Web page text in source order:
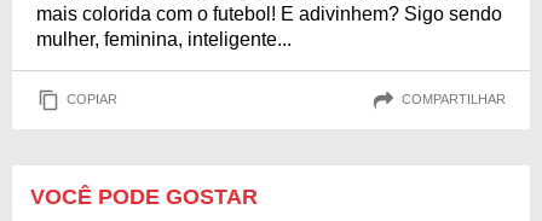
mais colorida com o futebol! E adivinhem? Sigo sendo
mulher, feminina, inteligente...
COPIAR COMPARTILHAR
VOCÊ PODE GOSTAR